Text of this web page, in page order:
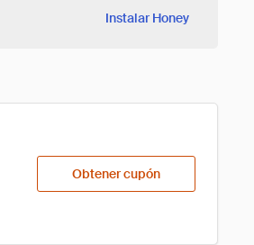
Instalar Honey
Obtener cupón